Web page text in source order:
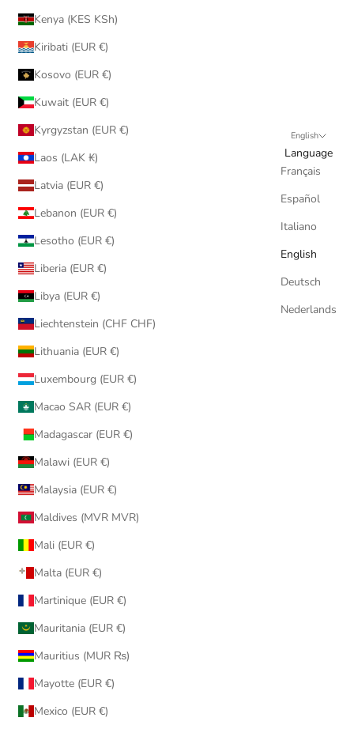
Kenya (KES KSh)
Kiribati (EUR €)
Kosovo (EUR €)
Kuwait (EUR €)
Kyrgyzstan (EUR €)
Laos (LAK ₭)
Latvia (EUR €)
Lebanon (EUR €)
Lesotho (EUR €)
Liberia (EUR €)
Libya (EUR €)
Liechtenstein (CHF CHF)
Lithuania (EUR €)
Luxembourg (EUR €)
Macao SAR (EUR €)
Madagascar (EUR €)
Malawi (EUR €)
Malaysia (EUR €)
Maldives (MVR MVR)
Mali (EUR €)
Malta (EUR €)
Martinique (EUR €)
Mauritania (EUR €)
Mauritius (MUR ₨)
Mayotte (EUR €)
Mexico (EUR €)
English
Language
Français
Español
Italiano
English
Deutsch
Nederlands